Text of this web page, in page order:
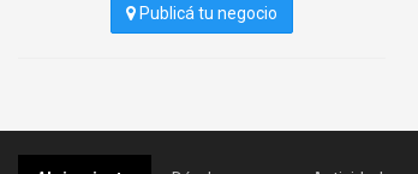
Publicá tu negocio